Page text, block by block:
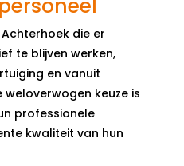
die er
te blijven werken,
en vanuit
weloverwogen keuze is
professionele
kwaliteit van hun